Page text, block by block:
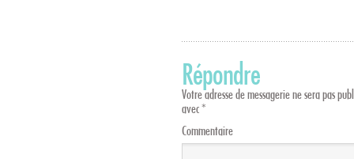
Répondre
Votre adresse de messagerie ne sera pas
avec*
Commentaire